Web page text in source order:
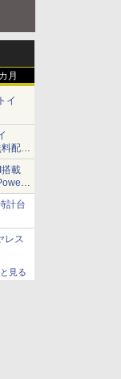
月
イ
配信
載
計台
レス
見る